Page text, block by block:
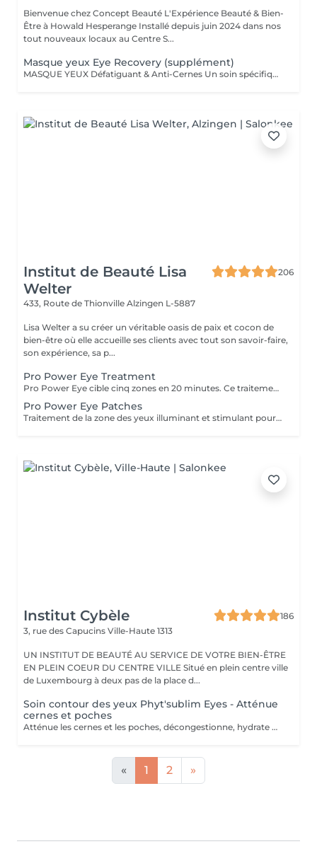
Bienvenue chez Concept Beauté L'Expérience Beauté & Bien-
Être à Howald Hesperange Installé depuis juin 2024 dans nos
tout nouveaux locaux au Centre S...
Masque yeux Eye Recovery (supplément)
MASQUE YEUX Défatiguant & Anti-Cernes Un soin spécifique pour la zone fragile du contour des yeux, qui décongestionne, lisse et illumine le regard. Grâce à l'action d'actifs drainants et revitalisants, ce soin atténue les cernes, les poches et les rides pour un regard reposé et éclatant. A inclure dans n'importe quel Soin SOINS DU VISAGE COMFORT ZONE Nos soins du visage utilisent les produits de la marque Comfort Zone, une référence en cosmétique professionnelle alliant science, nature et innovation. Formulés avec des ingrédients d'origine naturelle, sans silicones, parabènes ni huiles minérales, ces soins sont conçus pour respecter l'équilibre de la peau tout en offrant des résultats visibles et durables. Chaque soin est un véritable rituel de bien-être et d'efficacité, adapté aux besoins spécifiques de votre peau.
Institut de Beauté Lisa
Welter
206
433, Route de Thionville Alzingen L-5887
Lisa Welter a su créer un véritable oasis de paix et cocon de
bien-être où elle accueille ses clients avec tout son savoir-faire,
son expérience, sa p...
Pro Power Eye Treatment
Pro Power Eye cible cinq zones en 20 minutes. Ce traitement de la peau offre un soin complet de la zone complexe des yeux et cible les muscles faciaux, les réseaux de macro et micro circulation, et la texture de la peau à l'aide de patchs aux acides de fruits et l'utilisation de micro courant.
Pro Power Eye Patches
Traitement de la zone des yeux illuminant et stimulant pour les réseaux de macro et micro circulation et la texture de la peau à l'aide de patches aux acides de fruits.
Institut Cybèle
186
3, rue des Capucins Ville-Haute 1313
UN INSTITUT DE BEAUTÉ AU SERVICE DE VOTRE BIEN-ÊTRE
EN PLEIN COEUR DU CENTRE VILLE Situé en plein centre ville
de Luxembourg à deux pas de la place d...
Soin contour des yeux Phyt'sublim Eyes - Atténue
cernes et poches
Atténue les cernes et les poches, décongestionne, hydrate Avec le soin contour des yeux certifié bio Phyt'Sublim Eyes, découvrez toute l'expertise professionnelle de Phyt's rien que pour vos yeux. Constitué de 8 étapes, qui s'enchaînent au rythme des manuvres décongestionnantes et drainantes, il conjugue parfaitement soin et détente. Sérum bio concentré d'actifs, baume fondant stimulant, masque peel-off défroissant et émulsion légère défatigante Immédiatement, décongestionné et dynamisé. Convient pour : Tous types de peaux
« 1 2 »